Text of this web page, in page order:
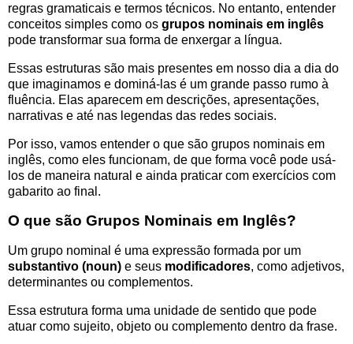
regras gramaticais e termos técnicos. No entanto, entender
conceitos simples como os grupos nominais em inglês
pode transformar sua forma de enxergar a língua.
Essas estruturas são mais presentes em nosso dia a dia do
que imaginamos e dominá-las é um grande passo rumo à
fluência. Elas aparecem em descrições, apresentações,
narrativas e até nas legendas das redes sociais.
Por isso, vamos entender o que são grupos nominais em
inglês, como eles funcionam, de que forma você pode usá-
los de maneira natural e ainda praticar com exercícios com
gabarito ao final .
O que são Grupos Nominais em Inglês?
Um grupo nominal é uma expressão formada por um
substantivo (noun) e seus modificadores, como adjetivos,
determinantes ou complementos.
Essa estrutura forma uma unidade de sentido que pode
atuar como sujeito, objeto ou complemento dentro da frase.